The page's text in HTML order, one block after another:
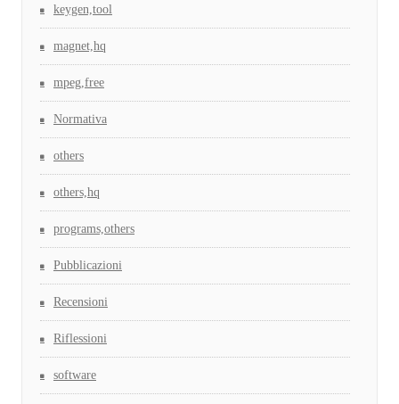
keygen,tool
magnet,hq
mpeg,free
Normativa
others
others,hq
programs,others
Pubblicazioni
Recensioni
Riflessioni
software